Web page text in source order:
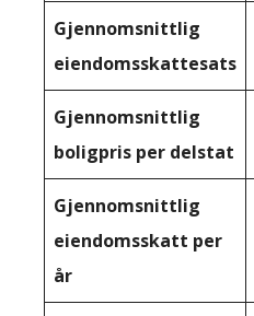
Gjennomsnittlig
eiendomsskattesats
Gjennomsnittlig
boligpris per delstat
Gjennomsnittlig
eiendomsskatt per
år